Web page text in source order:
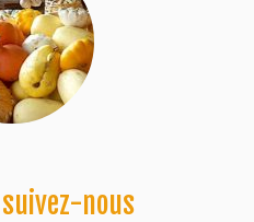
suivez-nous